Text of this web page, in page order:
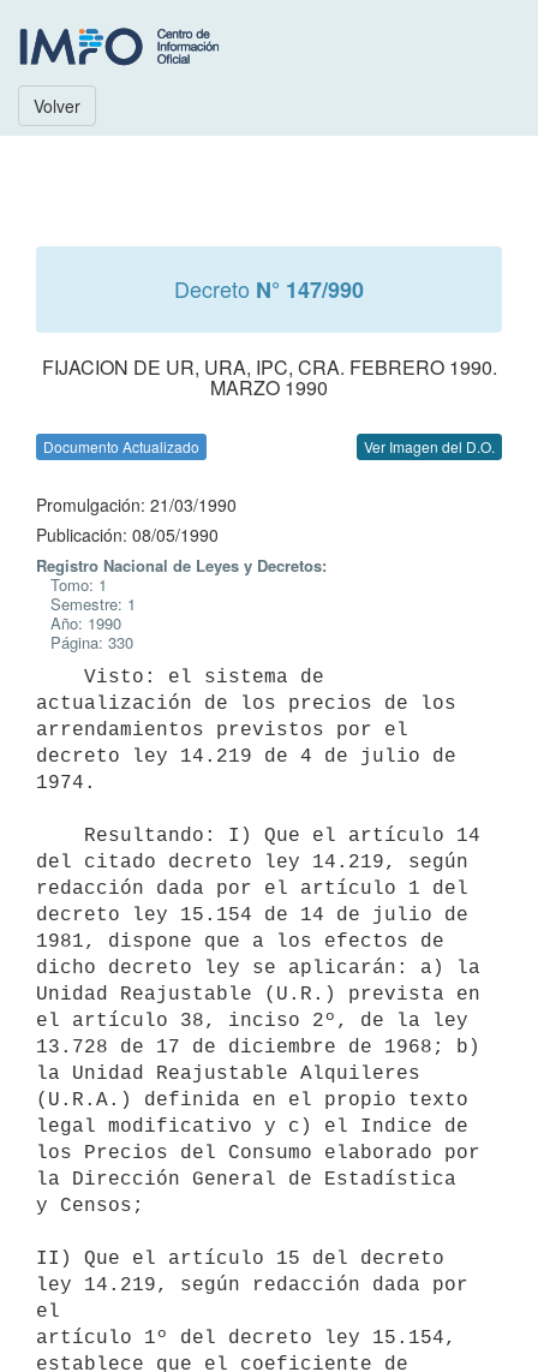
Volver
Decreto N° 147/990
FIJACION DE UR, URA, IPC, CRA. FEBRERO 1990.
MARZO 1990
Documento Actualizado Ver Imagen del D.O.
Promulgación: 21/03/1990
Publicación: 08/05/1990
Registro Nacional de Leyes y Decretos:
Tomo: 1
Semestre: 1
Año: 1990
Página: 330
actualización de los precios de los
arrendamientos previstos por el
decreto ley 14.219 de 4 de julio de
1974.
del citado decreto ley 14.219, según
redacción dada por el artículo 1 del
decreto ley 15.154 de 14 de julio de
1981, dispone que a los efectos de
dicho decreto ley se aplicarán: a) la
Unidad Reajustable (U.R.) prevista en
el artículo 38, inciso 2º, de la ley
13.728 de 17 de diciembre de 1968; b)
la Unidad Reajustable Alquileres
(U.R.A.) definida en el propio texto
legal modificativo y c) el Indice de
los Precios del Consumo elaborado por
la Dirección General de Estadística
y Censos;
II) Que el artículo 15 del decreto
ley 14.219, según redacción dada por
el
artículo 1º del decreto ley 15.154,
establece que el coeficiente de